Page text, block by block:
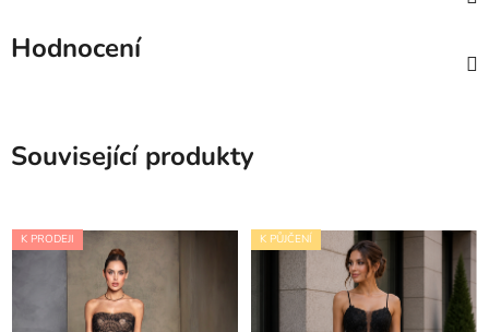
Hodnocení
Související produkty
K PRODEJI K PŮJČENÍ